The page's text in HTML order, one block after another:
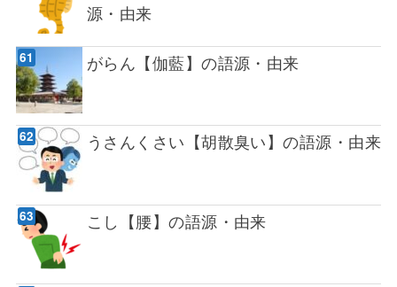
源・由来
がらん【伽藍】の語源・由来
うさんくさい【胡散臭い】の語源・由来
こし【腰】の語源・由来